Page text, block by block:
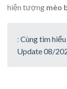
hiện tượng mèo
: Cùng tìm
Update 08/